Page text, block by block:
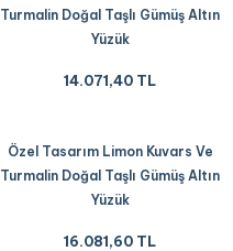
Turmalin Doğal Taşlı Gümüş Altın
Yüzük
14.071,40 TL
Özel Tasarım Limon Kuvars Ve
Turmalin Doğal Taşlı Gümüş Altın
Yüzük
16.081,60 TL